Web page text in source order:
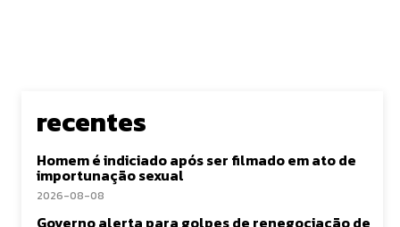
recentes
Homem é indiciado após ser filmado em ato de
importunação sexual
2026-08-08
Governo alerta para golpes de renegociação de